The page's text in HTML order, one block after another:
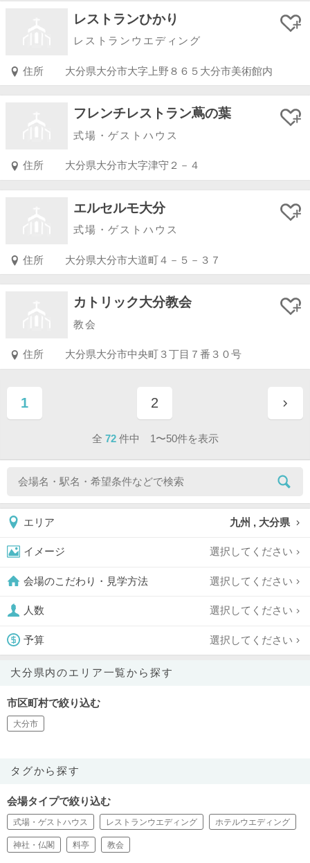
レストランひかり
レストランウエディング
住所 大分県大分市大字上野８６５大分市美術館内
フレンチレストラン蔦の葉
式場・ゲストハウス
住所 大分県大分市大字津守２－４
エルセルモ大分
式場・ゲストハウス
住所 大分県大分市大道町４－５－３７
カトリック大分教会
教会
住所 大分県大分市中央町３丁目７番３０号
1
ページ目
2
ページ目
全 72 件中 1〜50件を表示
エリア 九州 , 大分県
イメージ 選択してください
会場のこだわり・見学方法 選択してください
人数 選択してください
予算 選択してください
大分県内のエリア一覧から探す
市区町村で絞り込む
大分市
タグから探す
会場タイプで絞り込む
式場・ゲストハウス レストランウエディング ホテルウエディング
神社・仏閣 料亭 教会